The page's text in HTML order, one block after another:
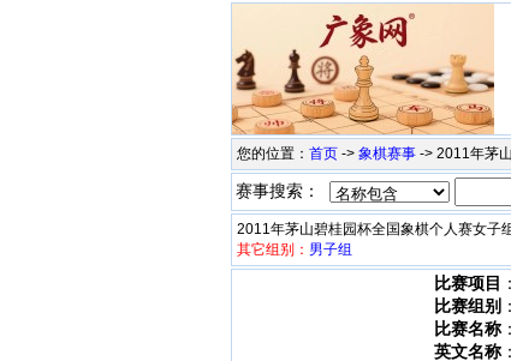
您的位置： 首页 -> 象棋赛事 -> 2011年茅
赛事搜索：
2011年茅山碧桂园杯全国象棋个人赛女子
其它组别： 男子组
比赛项目
比赛组别
比赛名称
英文名称